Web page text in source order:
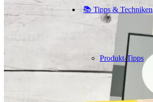
📚 Tipps & Techniken
Produkt-Tipps